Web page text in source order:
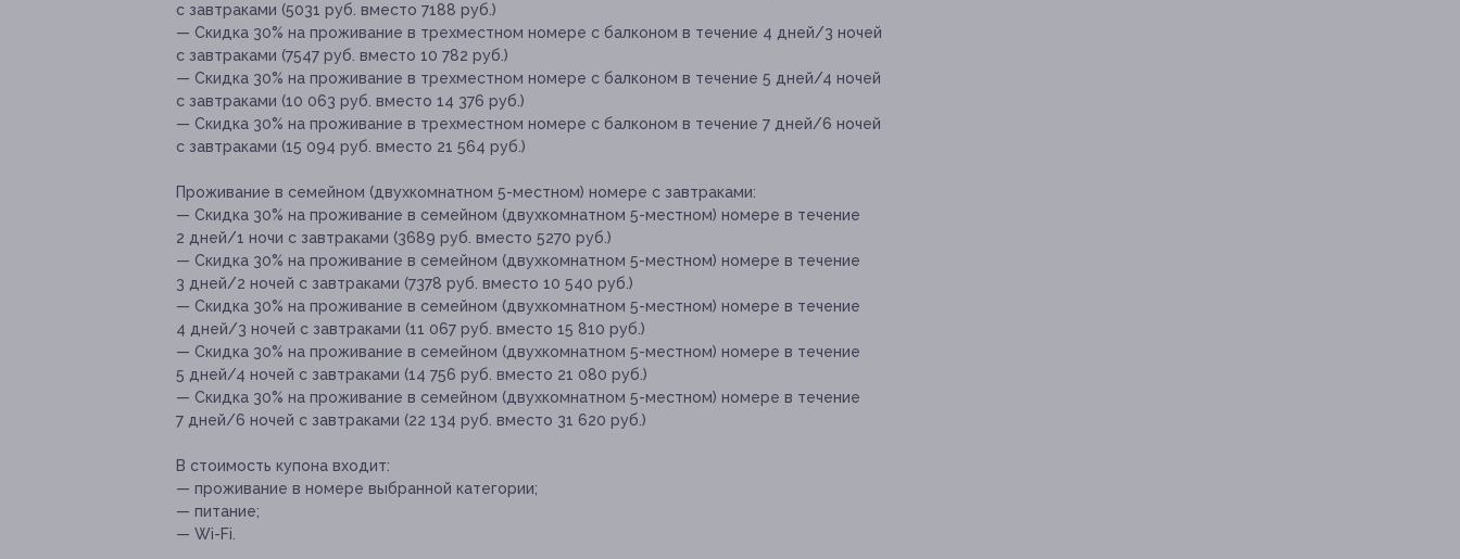
с завтраками (5031 руб. вместо 7188 руб.)
— Скидка 30% на проживание в трехместном номере с балконом в течение 4 дней/3 ночей
с завтраками (7547 руб. вместо 10 782 руб.)
— Скидка 30% на проживание в трехместном номере с балконом в течение 5 дней/4 ночей
с завтраками (10 063 руб. вместо 14 376 руб.)
— Скидка 30% на проживание в трехместном номере с балконом в течение 7 дней/6 ночей
с завтраками (15 094 руб. вместо 21 564 руб.)
Проживание в семейном (двухкомнатном 5-местном) номере с завтраками:
— Скидка 30% на проживание в семейном (двухкомнатном 5-местном) номере в течение
2 дней/1 ночи с завтраками (3689 руб. вместо 5270 руб.)
— Скидка 30% на проживание в семейном (двухкомнатном 5-местном) номере в течение
3 дней/2 ночей с завтраками (7378 руб. вместо 10 540 руб.)
— Скидка 30% на проживание в семейном (двухкомнатном 5-местном) номере в течение
4 дней/3 ночей с завтраками (11 067 руб. вместо 15 810 руб.)
— Скидка 30% на проживание в семейном (двухкомнатном 5-местном) номере в течение
5 дней/4 ночей с завтраками (14 756 руб. вместо 21 080 руб.)
— Скидка 30% на проживание в семейном (двухкомнатном 5-местном) номере в течение
7 дней/6 ночей с завтраками (22 134 руб. вместо 31 620 руб.)
В стоимость купона входит:
— проживание в номере выбранной категории;
— питание;
— Wi-Fi.